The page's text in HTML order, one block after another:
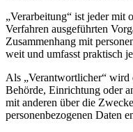
„Verarbeitung“ ist jeder mit
Verfahren ausgeführten
Zusammenhang mit
weit und umfasst praktisch
Als „Verantwortlicher“ wird
Behörde, Einrichtung oder
mit anderen über die
personenbezogenen Daten